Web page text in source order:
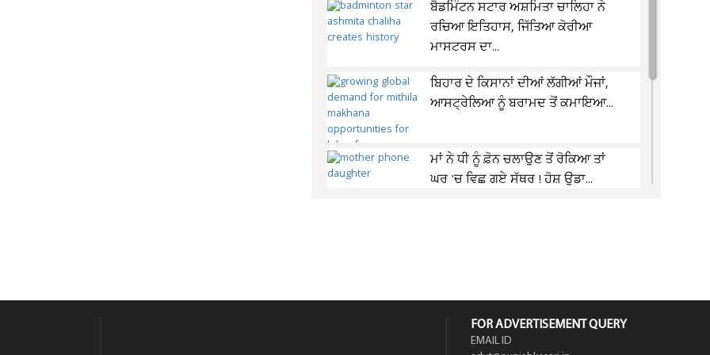
ਬੈਡਮਿੰਟਨ ਸਟਾਰ ਅਸ਼ਮਿਤਾ ਚਾਲਿਹਾ ਨੇ
ਰਚਿਆ ਇਤਿਹਾਸ, ਜਿੱਤਿਆ ਕੋਰੀਆ
ਮਾਸਟਰਸ ਦਾ...
ਬਿਹਾਰ ਦੇ ਕਿਸਾਨਾਂ ਦੀਆਂ ਲੱਗੀਆਂ ਮੌਜਾਂ,
ਆਸਟ੍ਰੇਲਿਆ ਨੂੰ ਬਰਾਮਦ ਤੋਂ ਕਮਾਇਆ...
ਮਾਂ ਨੇ ਧੀ ਨੂੰ ਫ਼ੋਨ ਚਲਾਉਣ ਤੋਂ ਰੋਕਿਆ ਤਾਂ
ਘਰ 'ਚ ਵਿਛ ਗਏ ਸੱਥਰ ! ਹੋਸ਼ ਉਡਾ...
FOR ADVERTISEMENT QUERY
EMAIL ID